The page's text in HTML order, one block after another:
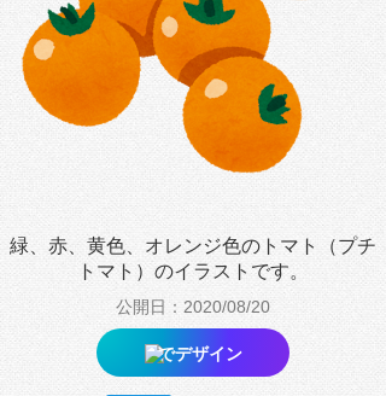
緑、赤、黄色、オレンジ色のトマト（プチ
トマト）のイラストです。
公開日：2020/08/20
でデザイン